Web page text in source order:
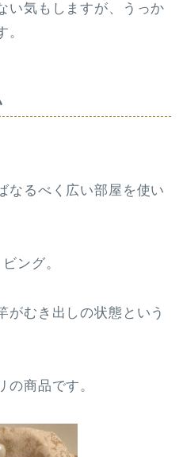
い気もしますが、うっか
。
なるべく広い部屋を使い
ング。
がむき出しの状態という
の商品です。